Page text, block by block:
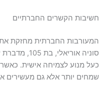
חשיבות הקשרים החברתיים
המעורבות החברתית מחזקת את
סוניה
כעל מנוע לצמיחה אישית.
שמחים יותר אלא גם מעשירים